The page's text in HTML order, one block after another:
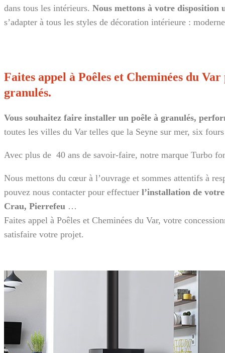
dans tous les intérieurs. Nous mettons à votre disposition
s’adapter à tous les styles de décoration intérieure :
Faites appel à Poêles et Cheminées du
granulés.
Vous souhaitez faire installer un poêle à granulés,
toutes les villes du Var telles que la Seyne sur mer, six
Avec plus de 40 ans de savoir-faire, notre marque Turbo
Nous mettons du cœur à l’ouvrage et sommes attentifs à
pouvez nous contacter pour effectuer l’installation de
Crau, Pierrefeu …
Faites appel à Poêles et Cheminées du Var, votre
satisfaire votre projet.